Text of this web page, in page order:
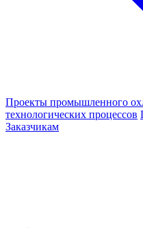
Проекты промышленного
технологических процессов
Заказчикам